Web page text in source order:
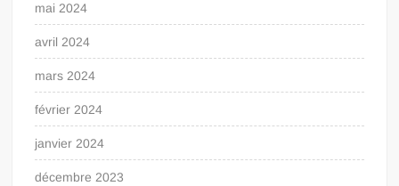
mai 2024
avril 2024
mars 2024
février 2024
janvier 2024
décembre 2023